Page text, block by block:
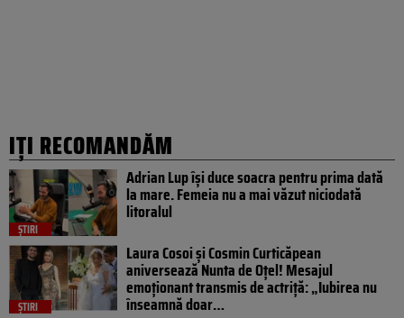
IȚI RECOMANDĂM
ȘTIRI
Adrian Lup își duce soacra pentru prima dată
la mare. Femeia nu a mai văzut niciodată
litoralul
ȘTIRI
Laura Cosoi și Cosmin Curticăpean
aniversează Nunta de Oțel! Mesajul
emoționant transmis de actriță: „Iubirea nu
înseamnă doar…